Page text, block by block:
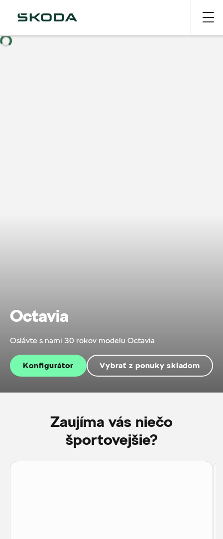
Octavia
Oslávte s nami 30 rokov modelu Octavia
Konfigurátor Vybrať z ponuky skladom
Zaujíma vás niečo
športovejšie?